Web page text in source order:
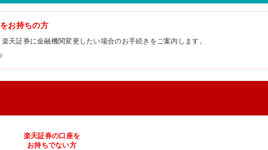
お持ちの方
天証券に金融機関変更したい場合のお手続きをご案内します。
楽天証券の口座を
お持ちでない方